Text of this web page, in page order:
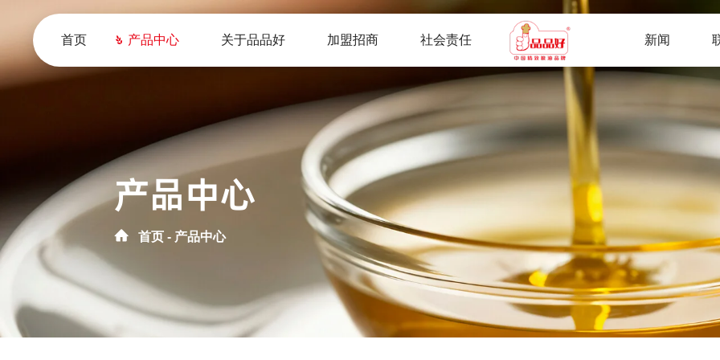
首页 产品中心 关于品品好 加盟招商 社会责任 新闻
产品中心
首页 产品中心